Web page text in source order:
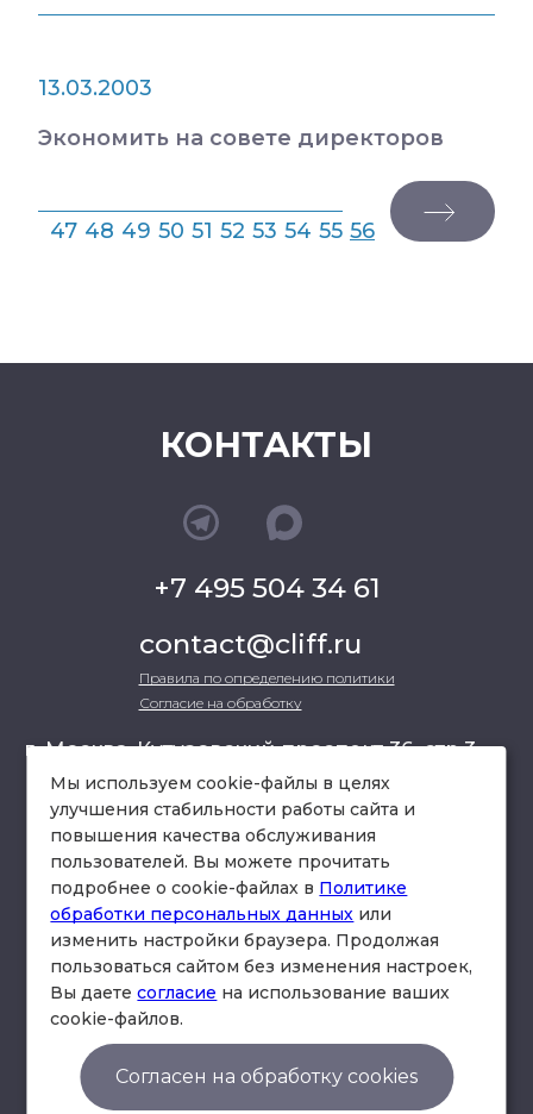
13.03.2003
Экономить на совете директоров
47 48 49 50 51 52 53 54 55 56
КОНТАКТЫ
+7 495 504 34 61
contact@cliff.ru
Правила по определению политики
Согласие на обработку
г. Москва, Кутузовский проспект 36, стр.3 ,
офис 301
схема проезда
© Юридическая фирма «Клифф».
Согласие на обработку
Мы используем cookie-файлы в целях
улучшения стабильности работы сайта и
повышения качества обслуживания
пользователей. Вы можете прочитать
подробнее о cookie-файлах в Политике
обработки персональных данных или
изменить настройки браузера. Продолжая
пользоваться сайтом без изменения настроек,
Вы даетесогласие на использование ваших
cookie-файлов.
Согласен на обработку cookies